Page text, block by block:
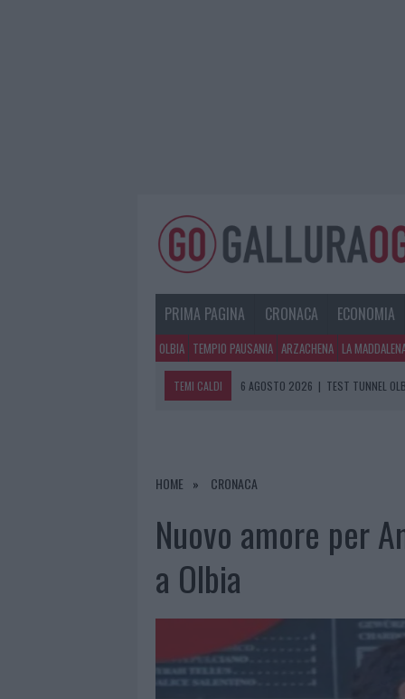
PRIMA PAGINA CRONACA ECONOMIA
OLBIA TEMPIO PAUSANIA ARZACHENA LA
TEMI CALDI 6 AGOSTO 2026 | TEST TUNNEL
HOME CRONACA
Nuovo amore per
a Olbia